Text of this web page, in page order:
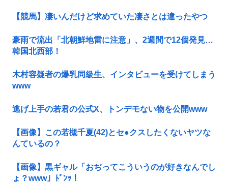
【競馬】凄いんだけど求めていた凄さとは違ったやつ
豪雨で流出「北朝鮮地雷に注意」、2週間で12個発見…
韓国北西部！
木村容疑者の爆乳同級生、インタビューを受けてしまう
www
逃げ上手の若君の公式X、トンデモない物を公開www
【画像】この若槻千夏(42)とセ●クスしたくないヤツな
んているの？
【画像】黒ギャル「おぢってこういうのが好きなんでし
ょ？www」ﾄﾞﾝｯ！